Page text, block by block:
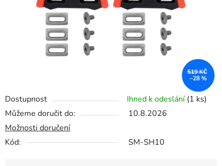
Dostupnost Ihned k odeslání (1 ks)
Můžeme doručit do:
10.8.2026
Možnosti doručení
Kód:
SM-SH10
519 KČ
–28 %